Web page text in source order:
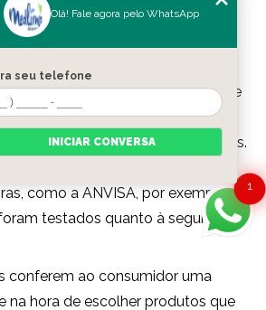
têm acesso.
e Aprovações
que possuam certificações e
competentes. Isso é um
e segurança dos materiais.
selos de aprovação de
como a ANVISA, por exemplo,
testados quanto à segurança
conferem ao consumidor uma
na hora de escolher produtos que
1
Olá! Fale agora pelo WhatsApp
seu telefone
INICIAR CONVERSA